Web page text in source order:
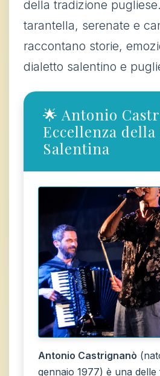
della tradizione
tarantella, serenate e
raccontano storie,
dialetto salentino e
🌟 Antonio
Eccellenza della
Salentina
Antonio Castrignanò
gennaio 1977) è una delle